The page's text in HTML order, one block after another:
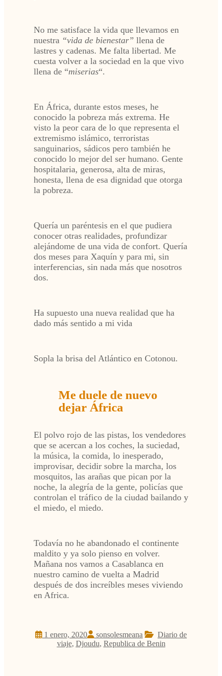
No me satisface la vida que llevamos en
nuestra “vida de bienestar” llena de
lastres y cadenas. Me falta libertad. Me
cuesta volver a la sociedad en la que vivo
llena de “miserias“.
En África, durante estos meses, he
conocido la pobreza más extrema. He
visto la peor cara de lo que representa el
extremismo islámico, terroristas
sanguinarios, sádicos pero también he
conocido lo mejor del ser humano. Gente
hospitalaria, generosa, alta de miras,
honesta, llena de esa dignidad que otorga
la pobreza.
Quería un paréntesis en el que pudiera
conocer otras realidades, profundizar
alejándome de una vida de confort. Quería
dos meses para Xaquín y para mi, sin
interferencias, sin nada más que nosotros
dos.
Ha supuesto una nueva realidad que ha
dado más sentido a mi vida
Sopla la brisa del Atlántico en Cotonou.
Me duele de nuevo
dejar África
El polvo rojo de las pistas, los vendedores
que se acercan a los coches, la suciedad,
la música, la comida, lo inesperado,
improvisar, decidir sobre la marcha, los
mosquitos, las arañas que pican por la
noche, la alegría de la gente, policías que
controlan el tráfico de la ciudad bailando y
el miedo, el miedo.
Todavía no he abandonado el continente
maldito y ya solo pienso en volver.
Mañana nos vamos a Casablanca en
nuestro camino de vuelta a Madrid
después de dos increíbles meses viviendo
en Africa.
1 enero, 2020 sonsolesmeana
Diario de
viaje, Djoudu, Republica de Benin